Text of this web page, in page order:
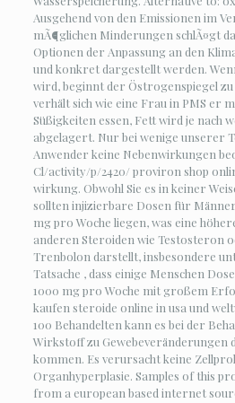
Ausgehend von den Emissionen im
mÃ¶glichen Minderungen schlÃ¤gt
Optionen der Anpassung an den
und konkret dargestellt werden.
wird, beginnt der Östrogenspiegel
verhält sich wie eine Frau in PMS er
Süßigkeiten essen, Fett wird je nach
abgelagert. Nur bei wenige unserer
Anwender keine Nebenwirkungen
Cl/activity/p/2420/ proviron shop
wirkung. Obwohl Sie es in keiner
sollten injizierbare Dosen für
mg pro Woche liegen, was eine
anderen Steroiden wie Testosteron
Trenbolon darstellt, insbesondere
Tatsache , dass einige Menschen
1000 mg pro Woche mit großem
kaufen steroide online in usa und
100 Behandelten kann es bei der
Wirkstoff zu Gewebeveränderungen
kommen. Es verursacht keine
Organhyperplasie. Samples of this
from a european based internet